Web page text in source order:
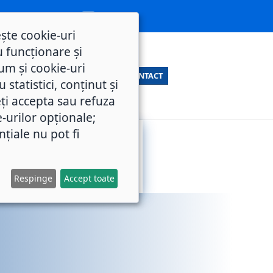
CONTACT
cookie-uri
funcționare și
și cookie-uri
statistici, conținut și
accepta sau refuza
urilor opționale;
nu pot fi
Respinge Accept toate